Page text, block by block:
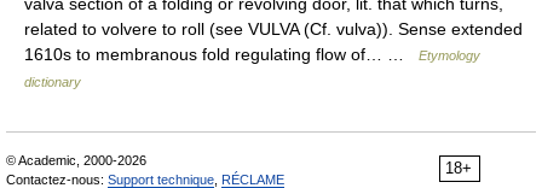
related to volvere to roll (see VULVA (Cf. vulva)). Sense extended
1610s to membranous fold regulating flow of… …
Etymology
dictionary
18+
© Academic, 2000-2026
Contactez-nous: Support technique RÉCLAME